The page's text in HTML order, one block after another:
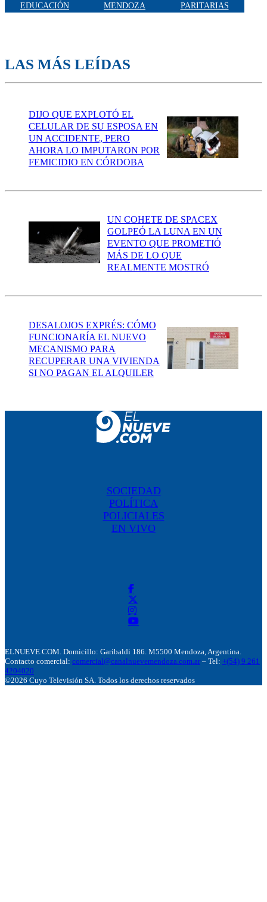
EDUCACIÓN MENDOZA PARITARIAS
LAS MÁS LEÍDAS
DIJO QUE EXPLOTÓ EL
CELULAR DE SU ESPOSA EN
UN ACCIDENTE, PERO
AHORA LO IMPUTARON POR
FEMICIDIO EN CÓRDOBA
UN COHETE DE SPACEX
GOLPEÓ LA LUNA EN UN
EVENTO QUE PROMETIÓ
MÁS DE LO QUE
REALMENTE MOSTRÓ
DESALOJOS EXPRÉS: CÓMO
FUNCIONARÍA EL NUEVO
MECANISMO PARA
RECUPERAR UNA VIVIENDA
SI NO PAGAN EL ALQUILER
SOCIEDAD
POLÍTICA
POLICIALES
EN VIVO
ELNUEVE.COM. Domicillo: Garibaldi 186. M5500 Mendoza, Argentina.
Contacto comercial: comercial@canalnuevemendoza.com.ar – Tel: +(54) 9 261
4204020
©2026 Cuyo Televisión SA. Todos los derechos reservados